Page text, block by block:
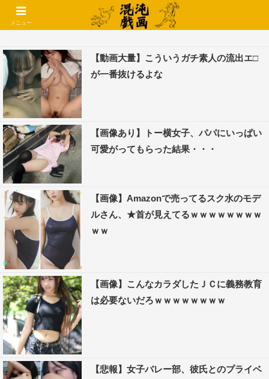
コメントでコテハン使えるようになりました🌱
【動画大量】こういうガチ素人の流出エ□
が一番抜けるよな
【画像あり】トー横女子、パパにいっぱい
可愛がってもらった結果・・・
【画像】Amazonで売ってるスク水のモデ
ルさん、★首が見えてるｗｗｗｗｗｗｗｗ
ｗｗ
【画像】こんなカラダしたＪＣに義務教育
は必要ないだろｗｗｗｗｗｗｗｗ
【悲報】女子バレー部、彼氏とのプライベ
メニュー